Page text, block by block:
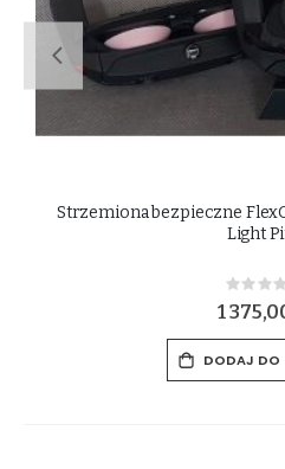
bezpieczne FlexOn SAFE-ON
DODAJ DO KOSZYKA